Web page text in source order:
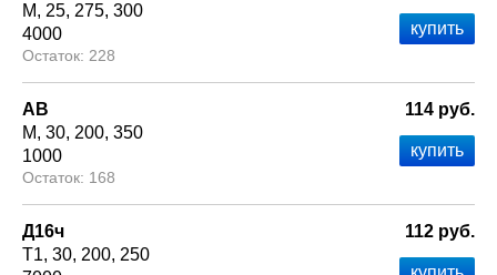
М
25 275 300
4000
228
АВ
М 30 200 350
1000
168
114 руб.
Д16ч
Т1 30 200 250
112 руб.